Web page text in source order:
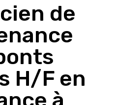
de
H/F en